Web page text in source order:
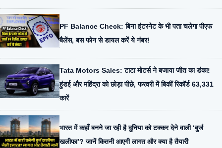
PF Balance Check: बिना इंटरनेट के भी पता चलेगा पीएफ
बैलेंस, बस फोन से डायल करें ये नंबर!
Tata Motors Sales: टाटा मोटर्स ने बजाया जीत का डंका!
हुंडई और महिंद्रा को छोड़ा पीछे, फरवरी में बिकीं रिकॉर्ड 63,331
कारें
भारत में कहाँ बनने जा रही है दुनिया को टक्कर देने वाली ‘बुर्ज
खलीफा’? जानें कितनी आएगी लागत और क्या है तैयारी